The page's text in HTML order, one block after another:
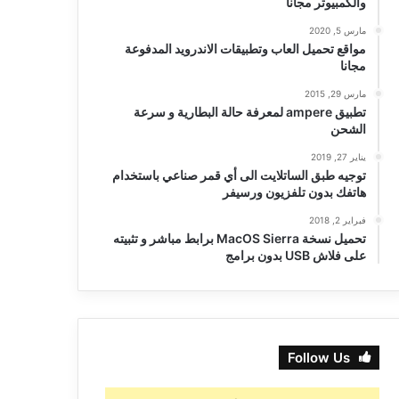
مارس 5, 2020
مواقع تحميل العاب وتطبيقات الاندرويد المدفوعة
مجانا
مارس 29, 2015
تطبيق ampere لمعرفة حالة البطارية و سرعة
الشحن
يناير 27, 2019
توجيه طبق الساتلايت الى أي قمر صناعي باستخدام
هاتفك بدون تلفزيون ورسيفر
فبراير 2, 2018
تحميل نسخة MacOS Sierra برابط مباشر و تثبيته
على فلاش USB بدون برامج
Follow Us